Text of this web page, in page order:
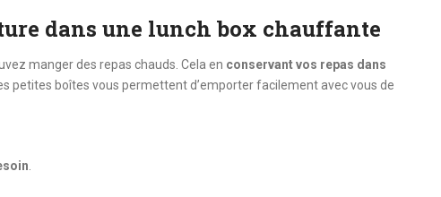
dans une lunch box chauffante
manger des repas chauds. Cela en conservant vos repas dans
petites boîtes vous permettent d’emporter facilement avec vous de